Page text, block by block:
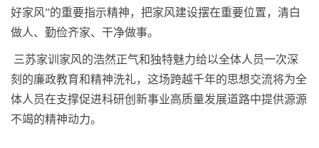
好家风”的重要指示精神，把家风建设摆在重要位置，清白
做人、勤俭齐家、干净做事。
三苏家训家风的浩然正气和独特魅力给以全体人员一次深
刻的廉政教育和精神洗礼，这场跨越千年的思想交流将为全
体人员在支撑促进科研创新事业高质量发展道路中提供源源
不竭的精神动力。